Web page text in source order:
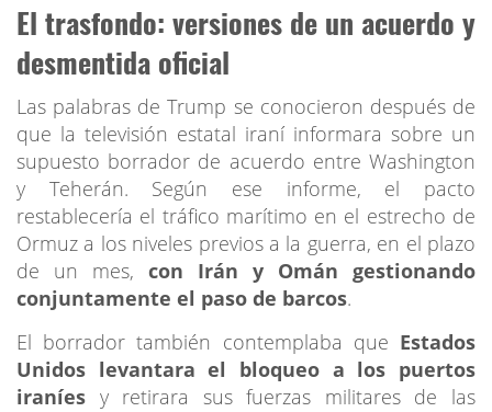
El trasfondo: versiones de un acuerdo y
desmentida oficial
Las palabras de Trump se conocieron después de
que la televisión estatal iraní informara sobre un
supuesto borrador de acuerdo entre Washington
y Teherán. Según ese informe, el pacto
restablecería el tráfico marítimo en el estrecho de
Ormuz a los niveles previos a la guerra, en el plazo
de un mes, con Irán y Omán gestionando
conjuntamente el paso de barcos.
El borrador también contemplaba que Estados
Unidos levantara el bloqueo a los puertos
iraníes y retirara sus fuerzas militares de las